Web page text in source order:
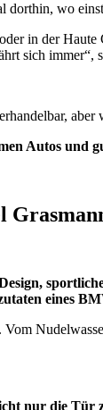
dorthin, wo
in der
sich immer“,
Autos und
eines
nur die Tür